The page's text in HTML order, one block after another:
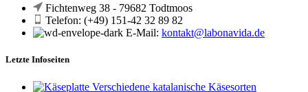
Fichtenweg 38 - 79682 Todtmoos
Telefon: (+49) 151-42 32 89 82
E-Mail: kontakt@labonavida.de
Letzte Infoseiten